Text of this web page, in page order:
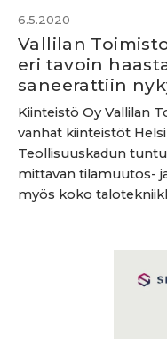
6.5.2020
Vallilan
eri tavoin
saneerattiin
Kiinteistö Oy Vallilan
vanhat kiinteistöt
Teollisuuskadun
mittavan tilamuutos-
myös koko